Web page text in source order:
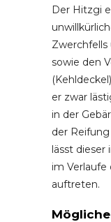
Der Hitzgi
sowie den
er zwar
in der
der
lässt dieser
im
auftreten.